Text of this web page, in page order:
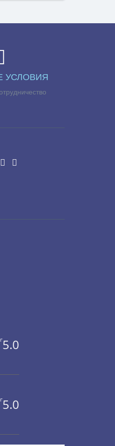
УСЛОВИЯ
5.0
5.0